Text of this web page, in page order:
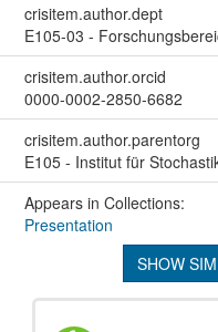
crisitem.author.dept
E105-03 -
crisitem.author.orcid
0000-0002-2850-6682
crisitem.author.parentorg
E105 - Institut für
Appears in Collections:
Presentation
SHOW